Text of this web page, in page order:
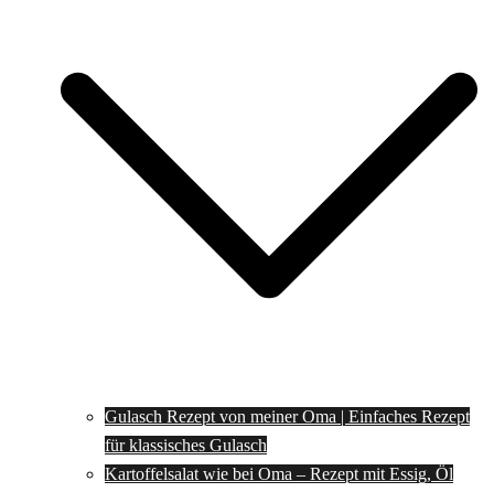
Gulasch Rezept von meiner Oma | Einfaches Rezept
für klassisches Gulasch
Kartoffelsalat wie bei Oma – Rezept mit Essig, Öl